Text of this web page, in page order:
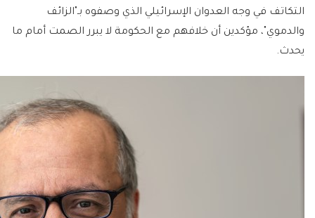
التكاتف في وجه العدوان الإسرائيلي الذي وصفوه بـ"الزائف
والدموي"، مؤكدين أن خلافهم مع الحكومة لا يبرر الصمت أمام ما
يحدث.